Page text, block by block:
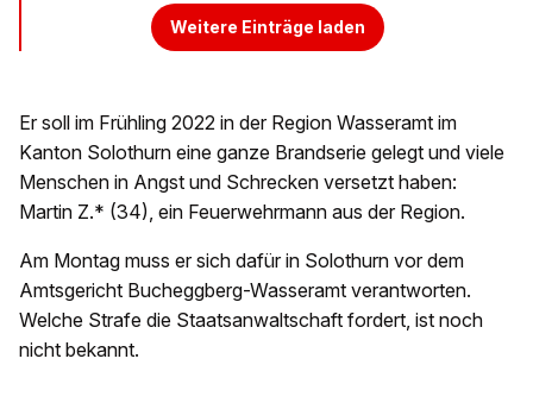
Weitere Einträge laden
Er soll im Frühling 2022 in der Region Wasseramt im
Kanton Solothurn eine ganze Brandserie gelegt und viele
Menschen in Angst und Schrecken versetzt haben:
Martin Z.* (34), ein Feuerwehrmann aus der Region.
Am Montag muss er sich dafür in Solothurn vor dem
Amtsgericht Bucheggberg-Wasseramt verantworten.
Welche Strafe die Staatsanwaltschaft fordert, ist noch
nicht bekannt.